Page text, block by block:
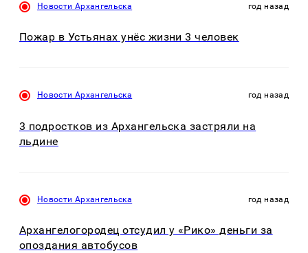
Новости Архангельска год назад
Пожар в Устьянах унёс жизни 3 человек
Новости Архангельска год назад
3 подростков из Архангельска застряли на
льдине
Новости Архангельска год назад
Архангелогородец отсудил у «Рико» деньги за
опоздания автобусов